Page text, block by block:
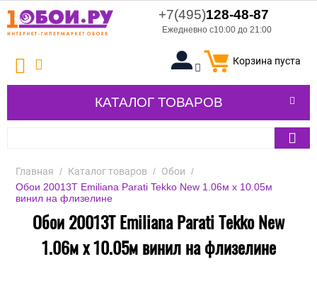
+7(495)128-48-87
Ежедневно с10:00 до 21:00
Корзина пуста
КАТАЛОГ ТОВАРОВ
Главная / Каталог товаров / Обои /
Обои 20013T Emiliana Parati Tekko New 1.06м x 10.05м
винил на флизелине
Обои 20013T Emiliana Parati Tekko New
1.06м x 10.05м винил на флизелине